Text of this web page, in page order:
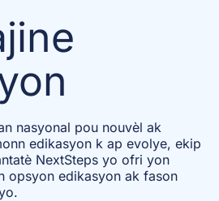
nasyonal pou nouvèl ak
edikasyon k ap evolye, ekip
NextSteps yo ofri yon
opsyon edikasyon ak fason